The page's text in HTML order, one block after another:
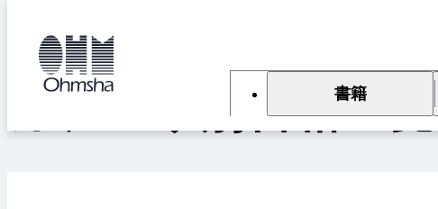
書籍
カテゴリ別書籍一覧